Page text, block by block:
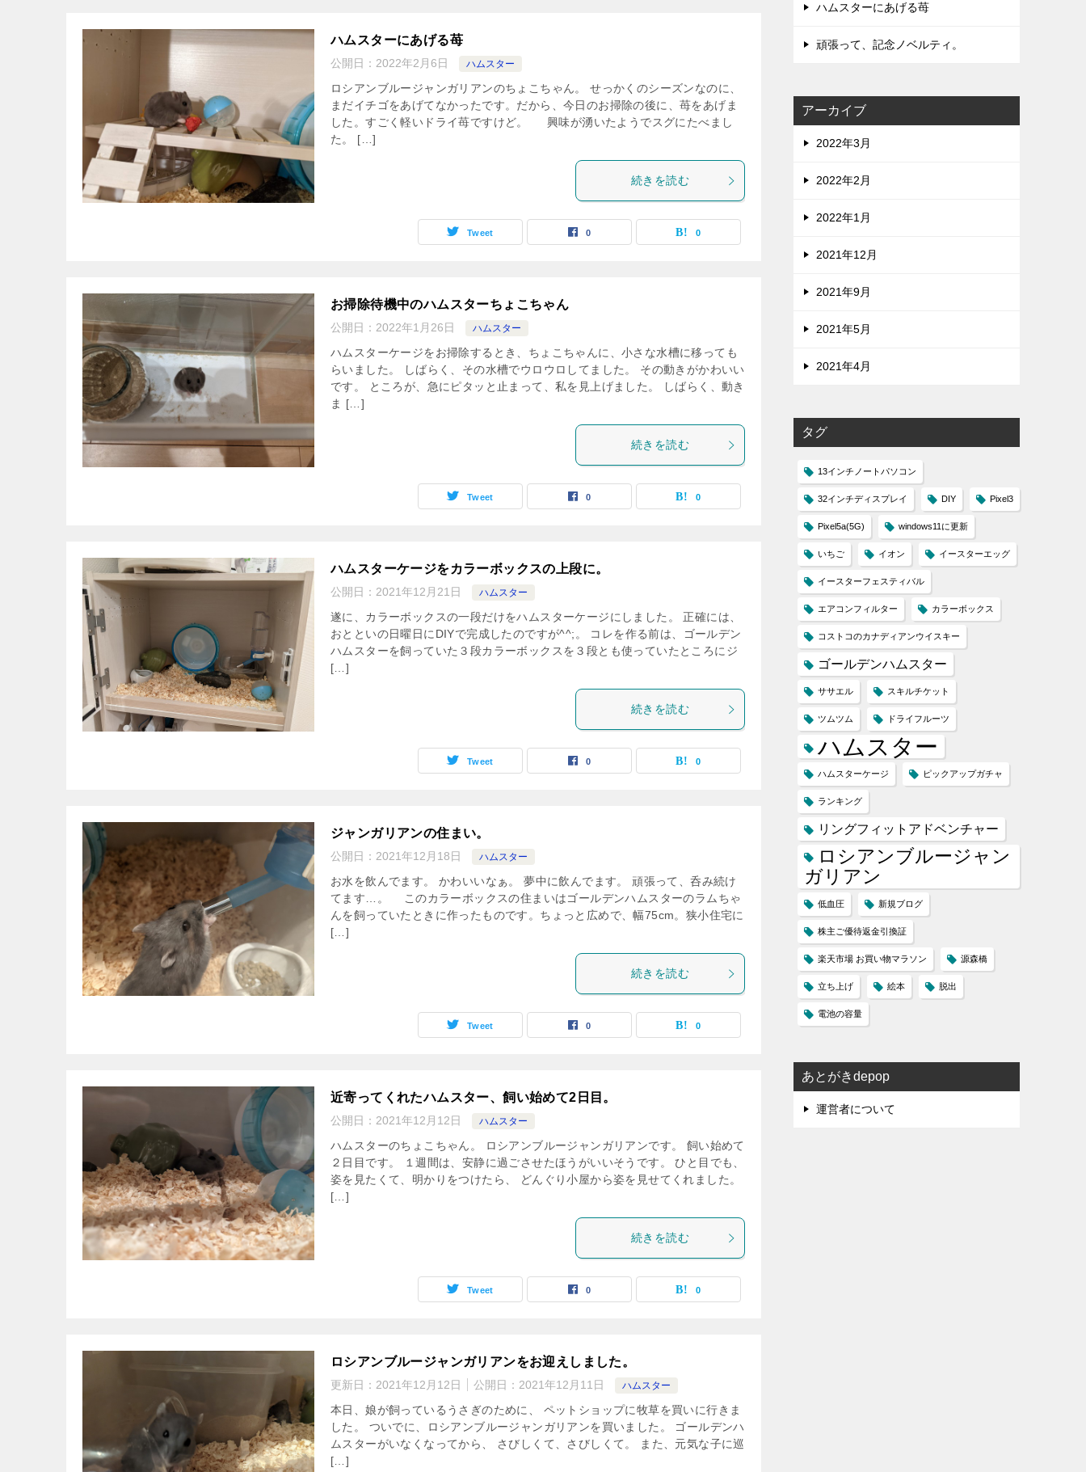
ハムスターにあげる苺
公開日： 2022年2月6日 ハムスター
ロシアンブルージャンガリアンのちょこちゃん。 せっかくのシーズンなのに、
まだイチゴをあげてなかったです。だから、今日のお掃除の後に、苺をあげま
した。すごく軽いドライ苺ですけど。 興味が湧いたようでスグにたべまし
た。 […]
続きを読む
Tweet 0 0
お掃除待機中のハムスターちょこちゃん
公開日： 2022年1月26日 ハムスター
ハムスターケージをお掃除するとき、ちょこちゃんに、小さな水槽に移っても
らいました。 しばらく、その水槽でウロウロしてました。 その動きがかわいい
です。 ところが、急にピタッと止まって、私を見上げました。 しばらく、動き
ま […]
続きを読む
Tweet 0 0
ハムスターケージをカラーボックスの上段に。
公開日： 2021年12月21日 ハムスター
遂に、カラーボックスの一段だけをハムスターケージにしました。 正確には、
おとといの日曜日にDIYで完成したのですが^^;。 コレを作る前は、ゴールデン
ハムスターを飼っていた３段カラーボックスを３段とも使っていたところにジ
[…]
続きを読む
Tweet 0 0
ジャンガリアンの住まい。
公開日： 2021年12月18日 ハムスター
お水を飲んでます。 かわいいなぁ。 夢中に飲んでます。 頑張って、呑み続け
てます…。 このカラーボックスの住まいはゴールデンハムスターのラムちゃ
んを飼っていたときに作ったものです。ちょっと広めで、幅75cm。狭小住宅に
[…]
続きを読む
Tweet 0 0
近寄ってくれたハムスター、飼い始めて2日目。
公開日： 2021年12月12日 ハムスター
ハムスターのちょこちゃん。 ロシアンブルージャンガリアンです。 飼い始めて
２日目です。 １週間は、安静に過ごさせたほうがいいそうです。 ひと目でも、
姿を見たくて、明かりをつけたら、 どんぐり小屋から姿を見せてくれました。
[…]
続きを読む
Tweet 0 0
ロシアンブルージャンガリアンをお迎えしました。
更新日： 2021年12月12日 公開日： 2021年12月11日 ハムスター
本日、娘が飼っているうさぎのために、 ペットショップに牧草を買いに行きま
した。 ついでに、ロシアンブルージャンガリアンを買いました。 ゴールデンハ
ムスターがいなくなってから、 さびしくて、さびしくて。 また、元気な子に巡
[…]
ハムスターにあげる苺
頑張って、記念ノベルティ。
アーカイブ
2022年3月
2022年2月
2022年1月
2021年12月
2021年9月
2021年5月
2021年4月
タグ
13インチノートパソコン
32インチディスプレイ DIY Pixel3
Pixel5a(5G) windows11に更新
いちご イオン イースターエッグ
イースターフェスティバル
エアコンフィルター カラーボックス
コストコのカナディアンウイスキー
ゴールデンハムスター
ササエル スキルチケット
ツムツム ドライフルーツ
ハムスター
ハムスターケージ ピックアップガチャ
ランキング
リングフィットアドベンチャー
ロシアンブルージャン
ガリアン
低血圧 新規ブログ
株主ご優待返金引換証
楽天市場 お買い物マラソン 源森橋
立ち上げ 絵本 脱出
電池の容量
あとがきdepop
運営者について